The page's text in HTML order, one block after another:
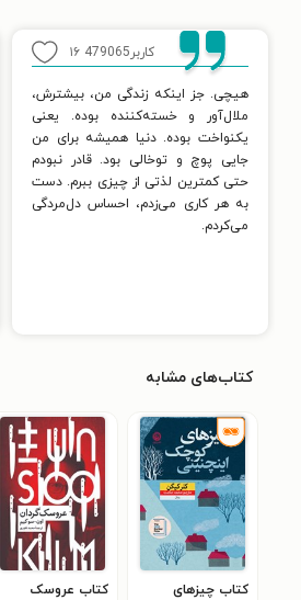
کاربر479065 ۱۶
هیچی. جز اینکه زندگی من، بیشترش،
ملال‌آور و خسته‌کننده بوده. یعنی
یکنواخت بوده. دنیا همیشه برای من
جایی پوچ و توخالی بود. قادر نبودم
حتی کمترین لذتی از چیزی ببرم. دست
به هر کاری می‌زدم، احساس دل‌مردگی
می‌کردم.
کتاب‌های مشابه
کتاب چیزهای
کتاب عروسک